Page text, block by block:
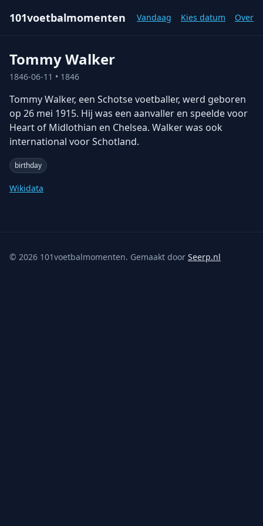
101voetbalmomenten Vandaag Kies datum Over
Tommy Walker
1846-06-11 • 1846
Tommy Walker, een Schotse voetballer, werd geboren
op 26 mei 1915. Hij was een aanvaller en speelde voor
Heart of Midlothian en Chelsea. Walker was ook
international voor Schotland.
birthday
Wikidata
© 2026 101voetbalmomenten. Gemaakt door Seerp.nl